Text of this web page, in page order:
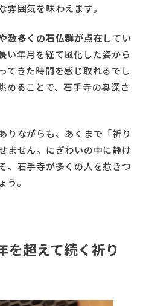
囲気を味わえます。
数多くの石仏群が点在してい
い年月を経て風化した姿から
てきた時間を感じ取れるでし
めることで、石手寺の奥深さ
りながらも、あくまで「祈り
ません。にぎわいの中に静け
、石手寺が多くの人を惹きつ
う。
を超えて続く祈り